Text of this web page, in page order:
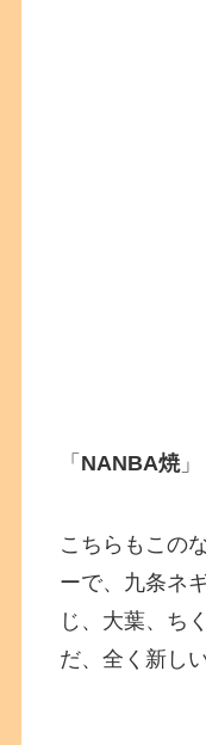
「 NANBA焼」
こちらもこの
ーで、九条ネ
じ、大葉、ち
だ、全く新し